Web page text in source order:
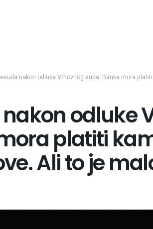
nakon odluke Vrhovnog suda: Banka mora
odluke
platiti
Ali to je